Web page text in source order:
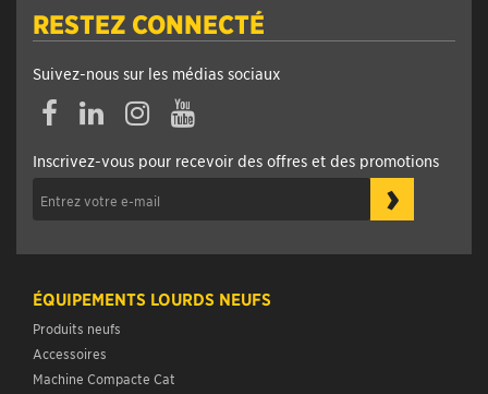
RESTEZ CONNECTÉ
Suivez-nous sur les médias sociaux
Inscrivez-vous pour recevoir des offres et des promotions
›
ÉQUIPEMENTS LOURDS NEUFS
Produits neufs
Accessoires
Machine Compacte Cat